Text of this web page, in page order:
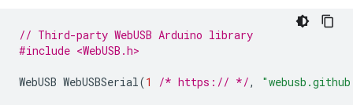
// Third-party WebUSB Arduino library
#include <WebUSB.h>
WebUSB WebUSBSerial(1 /* https:// */,